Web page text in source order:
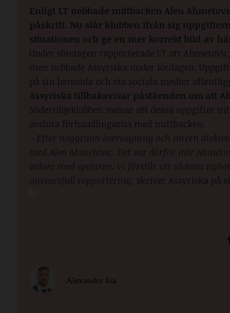
Enligt LT nobbade mittbacken Alen
påskrift. Nu slår klubben ifrån sig
situationen och ge en mer korrekt bild av
Under söndagen rapporterade LT att
men nobbade Assyriska under lördagen.
på sin hemsida och via sociala medier
Assyriska tillbakavisar påståenden om att
Södertäljeklubben menar att dessa uppgifter
avsluta förhandlingarna med mittbacken.
– Efter noggrann övervägning och intern
med Alen Ahmetovic. Det var därför inte
vidare med spelaren. Vi förstår att sådana
ansvarsfull rapportering, skriver Assyriska på
Alexander Isa